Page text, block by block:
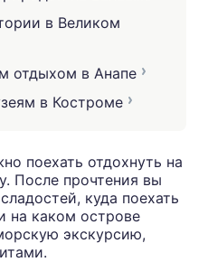
в Великом
отдыхом в Анапе
в Костроме
поехать отдохнуть на
После прочтения вы
куда поехать
на каком острове
экскурсию,